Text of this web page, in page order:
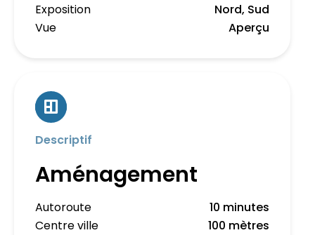
Exposition
Nord, Sud
Vue
Aperçu
Descriptif
Aménagement
Autoroute
10 minutes
Centre ville
100 mètres